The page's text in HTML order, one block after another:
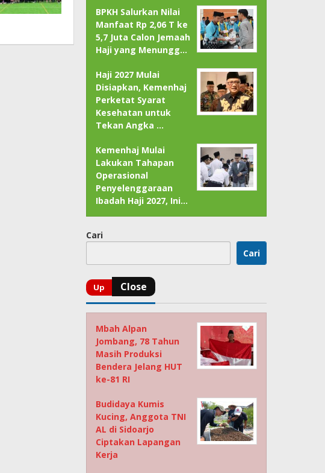
BPKH Salurkan Nilai
Manfaat Rp 2,06 T ke
5,7 Juta Calon Jemaah
Haji yang Menungg…
Haji 2027 Mulai
Disiapkan, Kemenhaj
Perketat Syarat
Kesehatan untuk
Tekan Angka …
Kemenhaj Mulai
Lakukan Tahapan
Operasional
Penyelenggaraan
Ibadah Haji 2027, Ini…
Cari
Cari
Mbah Alpan
Jombang, 78 Tahun
Masih Produksi
Bendera Jelang HUT
ke-81 RI
Budidaya Kumis
Kucing, Anggota TNI
AL di Sidoarjo
Ciptakan Lapangan
Kerja